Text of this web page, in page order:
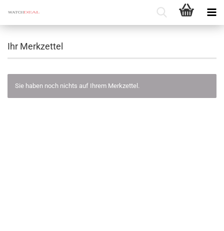
Ihr Merkzettel
Sie haben noch nichts auf Ihrem Merkzettel.